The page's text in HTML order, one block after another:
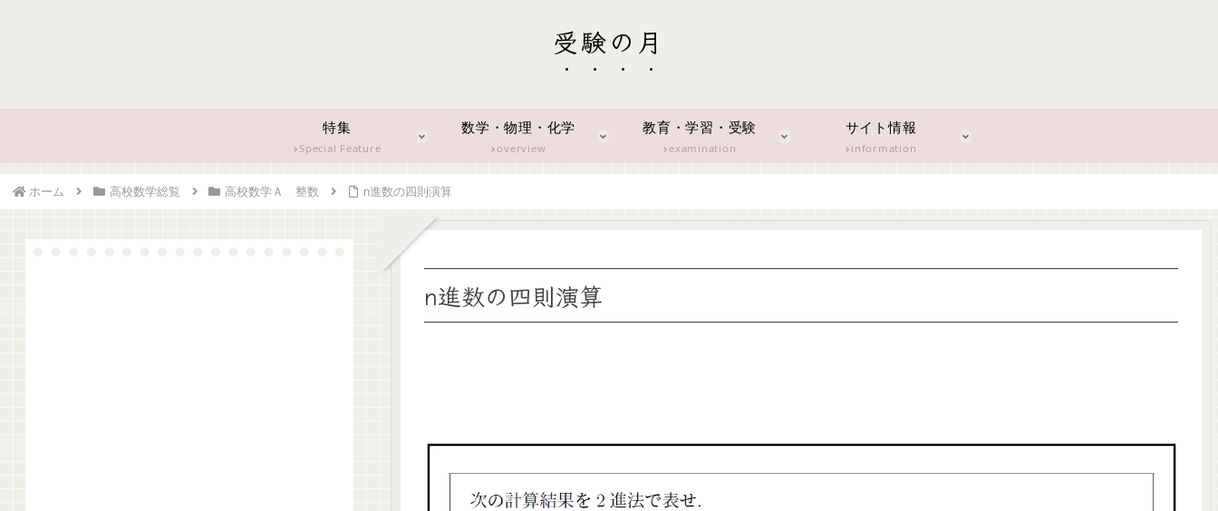
受験の月
特集
Special Feature
数学・物理・化学
overview
教育・学習・受験
examination
サイト情報
information
ホーム 高校数学総覧 高校数学Ａ 整数 n進数の四則演算
n進数の四則演算